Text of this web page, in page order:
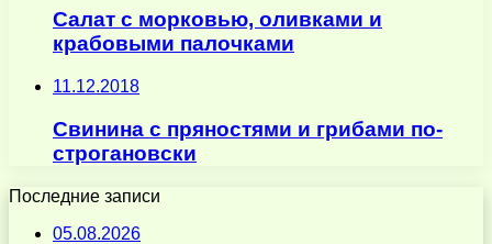
Салат с морковью, оливками и
крабовыми палочками
11.12.2018
Cвинина с пряностями и грибами по-
строгановски
Последние записи
05.08.2026